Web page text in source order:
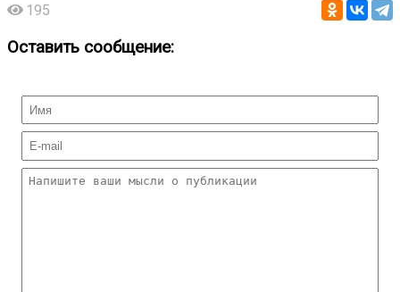
195
Оставить сообщение: